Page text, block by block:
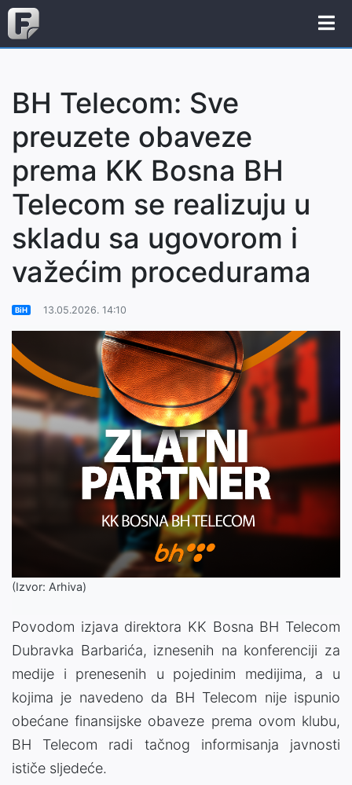
BH Telecom: Sve
preuzete obaveze
prema KK Bosna BH
Telecom se realizuju u
skladu sa ugovorom i
važećim procedurama
BiH 13.05.2026. 14:10
(Izvor: Arhiva)
Povodom izjava direktora KK Bosna BH Telecom
Dubravka Barbarića, iznesenih na konferenciji za
medije i prenesenih u pojedinim medijima, a u
kojima je navedeno da BH Telecom nije ispunio
obećane finansijske obaveze prema ovom klubu,
BH Telecom radi tačnog informisanja javnosti
ističe sljedeće.